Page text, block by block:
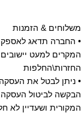
משלוחים & הזמנות
המקרים למעט יישובים
החזרות\החלפות
הבקשה לביטול
המקורית ושעדיין לא חלפו 2 יום מתאריך רכישת המוצר. • לא ניתן להחזיר מוצרים